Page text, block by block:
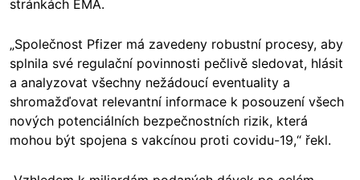
stránkách EMA.
„Společnost Pfizer má zavedeny robustní procesy, aby
splnila své regulační povinnosti pečlivě sledovat, hlásit
a analyzovat všechny nežádoucí eventuality a
shromažďovat relevantní informace k posouzení všech
nových potenciálních bezpečnostních rizik, která
mohou být spojena s vakcínou proti covidu-19,“ řekl.